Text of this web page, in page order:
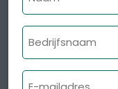
Bedrijfsnaam
E-